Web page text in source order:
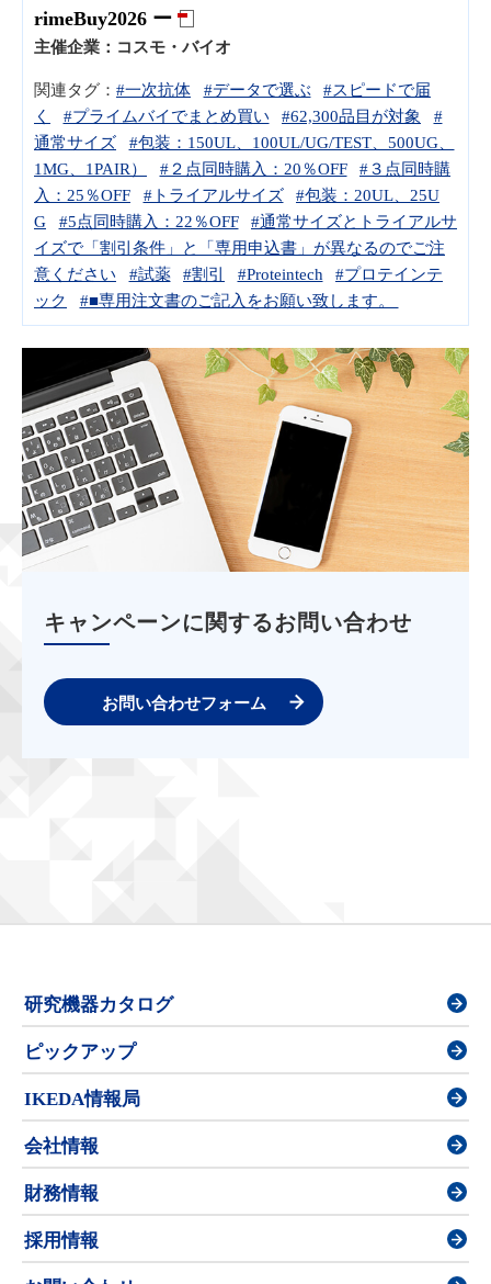
rimeBuy2026 ー
主催企業： コスモ・バイオ
関連タグ： #一次抗体 #データで選ぶ
#スピードで届
く
#プライムバイでまとめ買い #62,300品目が対象
#
通常サイズ
#包装：150UL、100UL/UG/TEST、500UG、
1MG、1PAIR）
#２点同時購入：20％OFF
#３点同時購
入：25％OFF
#トライアルサイズ
#包装：20UL、25U
G
#5点同時購入：22％OFF
#通常サイズとトライアルサ
イズで「割引条件」と「専用申込書」が異なるのでご注
意ください
#試薬 #割引 #Proteintech
#プロテインテ
ック
#■専用注文書のご記入をお願い致します。
キャンペーンに関するお問い合わせ
お問い合わせフォーム
研究機器カタログ
ピックアップ
IKEDA情報局
会社情報
財務情報
採用情報